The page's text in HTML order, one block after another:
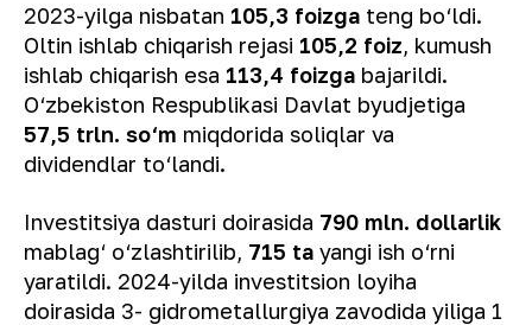
2023-yilga nisbatan 105,3 foizga teng bo‘ldi.
Oltin ishlab chiqarish rejasi 105,2 foiz, kumush
ishlab chiqarish esa 113,4 foizga bajarildi.
O‘zbekiston Respublikasi Davlat byudjetiga
57,5 trln. so‘m miqdorida soliqlar va
dividendlar to‘landi.
Investitsiya dasturi doirasida 790 mln. dollarlik
mablag‘ o‘zlashtirilib, 715 ta yangi ish o‘rni
yaratildi. 2024-yilda investitsion loyiha
doirasida 3- gidrometallurgiya zavodida yiliga 1